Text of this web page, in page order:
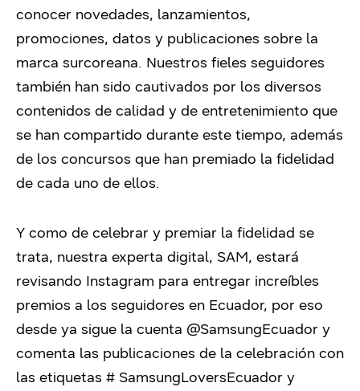
conocer novedades, lanzamientos,
promociones, datos y publicaciones sobre la
marca surcoreana. Nuestros fieles seguidores
también han sido cautivados por los diversos
contenidos de calidad y de entretenimiento que
se han compartido durante este tiempo, además
de los concursos que han premiado la fidelidad
de cada uno de ellos.
Y como de celebrar y premiar la fidelidad se
trata, nuestra experta digital, SAM, estará
revisando Instagram para entregar increíbles
premios a los seguidores en Ecuador, por eso
desde ya sigue la cuenta @SamsungEcuador y
comenta las publicaciones de la celebración con
las etiquetas # SamsungLoversEcuador y